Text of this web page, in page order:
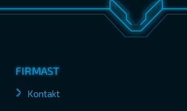
FIRMAST
Kontakt